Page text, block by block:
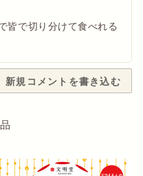
皆で切り分けて食べれる
新規コメントを書き込む